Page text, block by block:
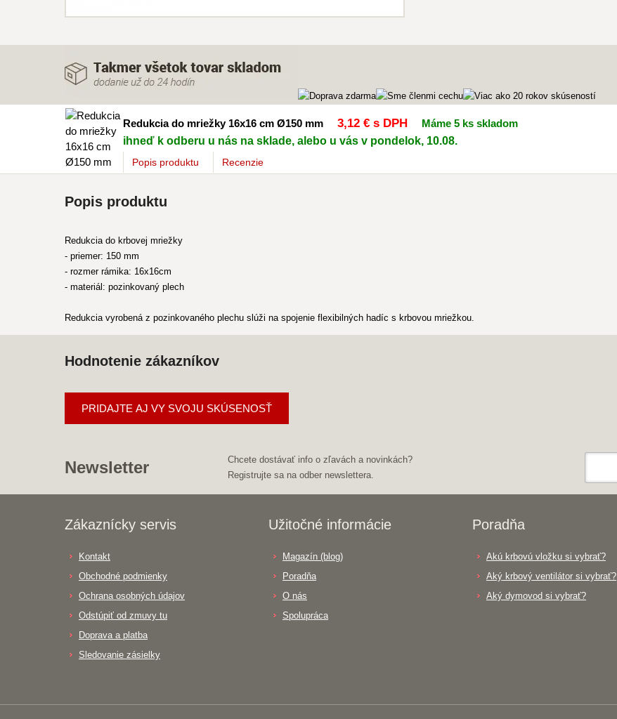
Redukcia do mriežky 16x16 cm Ø150 mm 3,12 € s DPH Máme 5 ks skladom
ihneď k odberu u nás na sklade, alebo u vás v pondelok, 10.08.
Popis produktu Recenzie
Popis produktu
Redukcia do krbovej mriežky
- priemer: 150 mm
- rozmer rámika: 16x16cm
- materiál: pozinkovaný plech
Redukcia vyrobená z pozinkovaného plechu slúži na spojenie flexibilných hadíc s krbovou mriežkou.
Hodnotenie zákazníkov
PRIDAJTE AJ VY SVOJU SKÚSENOSŤ
Newsletter
Chcete dostávať info o zľavách a novinkách?
Registrujte sa na odber newslettera.
Zákaznícky servis
Kontakt
Obchodné podmienky
Ochrana osobných údajov
Odstúpiť od zmuvy tu
Doprava a platba
Sledovanie zásielky
Užitočné informácie
Magazín (blog)
Poradňa
O nás
Spolupráca
Poradňa
Akú krbovú vložku si vybrať?
Aký krbový ventilátor si vybrať?
Aký dymovod si vybrať?